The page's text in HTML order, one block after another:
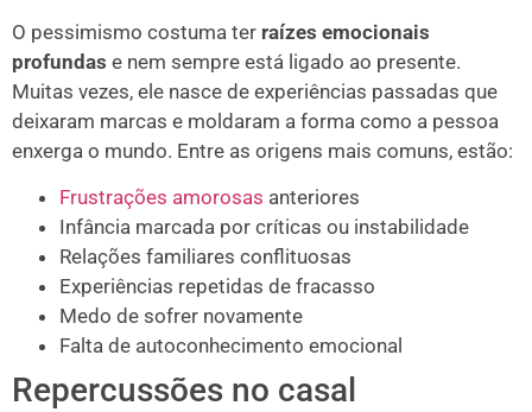
O pessimismo costuma ter raízes emocionais
profundas e nem sempre está ligado ao presente.
Muitas vezes, ele nasce de experiências passadas que
deixaram marcas e moldaram a forma como a pessoa
enxerga o mundo. Entre as origens mais comuns, estão:
Frustrações amorosas anteriores
Infância marcada por críticas ou instabilidade
Relações familiares conflituosas
Experiências repetidas de fracasso
Medo de sofrer novamente
Falta de autoconhecimento emocional
Repercussões no casal